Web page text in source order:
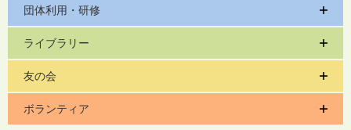
団体利用・研修
ライブラリー
友の会
ボランティア